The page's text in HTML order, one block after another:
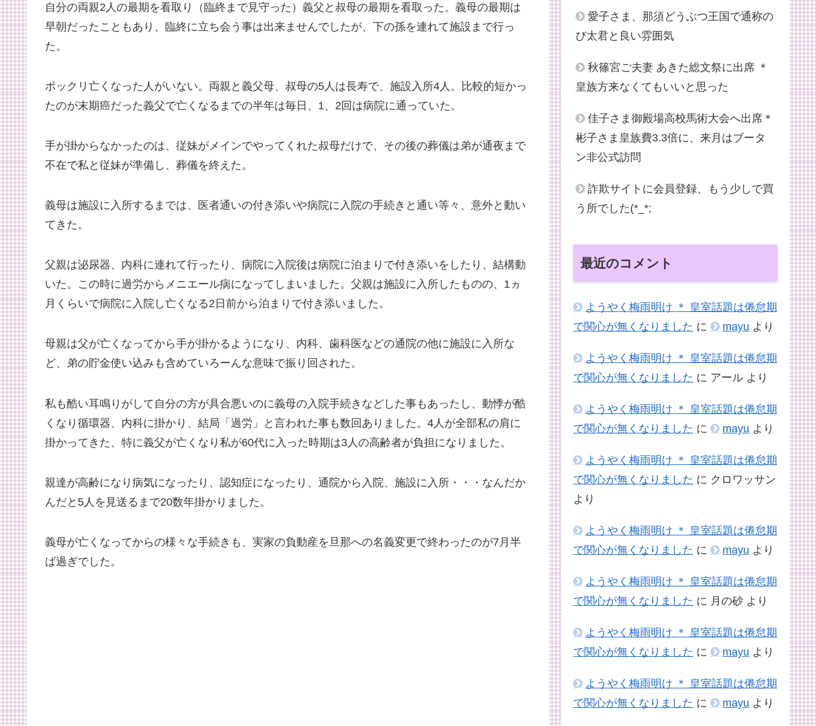
自分の両親2人の最期を看取り（臨終まで見守った）義父と叔母の最期を看取った。義母の最期は
早朝だったこともあり、臨終に立ち会う事は出来ませんでしたが、下の孫を連れて施設まで行っ
た。
ポックリ亡くなった人がいない。両親と義父母、叔母の5人は長寿で、施設入所4人。比較的短かっ
たのが末期癌だった義父で亡くなるまでの半年は毎日、1、2回は病院に通っていた。
手が掛からなかったのは、従妹がメインでやってくれた叔母だけで、その後の葬儀は弟が通夜まで
不在で私と従妹が準備し、葬儀を終えた。
義母は施設に入所するまでは、医者通いの付き添いや病院に入院の手続きと通い等々、意外と動い
てきた。
父親は泌尿器、内科に連れて行ったり、病院に入院後は病院に泊まりで付き添いをしたり、結構動
いた。この時に過労からメニエール病になってしまいました。父親は施設に入所したものの、1ヵ
月くらいで病院に入院し亡くなる2日前から泊まりで付き添いました。
母親は父が亡くなってから手が掛かるようになり、内科、歯科医などの通院の他に施設に入所な
ど、弟の貯金使い込みも含めていろーんな意味で振り回された。
私も酷い耳鳴りがして自分の方が具合悪いのに義母の入院手続きなどした事もあったし、動悸が酷
くなり循環器、内科に掛かり、結局「過労」と言われた事も数回ありました。4人が全部私の肩に
掛かってきた、特に義父が亡くなり私が60代に入った時期は3人の高齢者が負担になりました。
親達が高齢になり病気になったり、認知症になったり、通院から入院、施設に入所・・・なんだか
んだと5人を見送るまで20数年掛かりました。
義母が亡くなってからの様々な手続きも、実家の負動産を旦那への名義変更で終わったのが7月半
ば過ぎでした。
愛子さま、那須どうぶつ王国で通称の
び太君と良い雰囲気
秋篠宮ご夫妻 あきた総文祭に出席 ＊
皇族方来なくてもいいと思った
佳子さま御殿場高校馬術大会へ出席＊
彬子さま皇族費3.3倍に、来月はブータ
ン非公式訪問
詐欺サイトに会員登録、もう少しで買
う所でした(*_*;
最近のコメント
ようやく梅雨明け ＊ 皇室話題は倦怠期
で関心が無くなりました に mayu より
ようやく梅雨明け ＊ 皇室話題は倦怠期
で関心が無くなりました に アール より
ようやく梅雨明け ＊ 皇室話題は倦怠期
で関心が無くなりました に mayu より
ようやく梅雨明け ＊ 皇室話題は倦怠期
で関心が無くなりました に クロワッサン
より
ようやく梅雨明け ＊ 皇室話題は倦怠期
で関心が無くなりました に mayu より
ようやく梅雨明け ＊ 皇室話題は倦怠期
で関心が無くなりました に 月の砂 より
ようやく梅雨明け ＊ 皇室話題は倦怠期
で関心が無くなりました に mayu より
ようやく梅雨明け ＊ 皇室話題は倦怠期
で関心が無くなりました に mayu より